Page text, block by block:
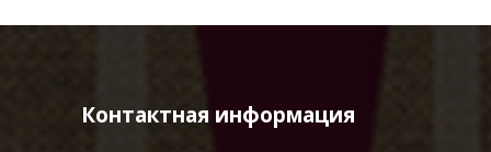
Контактная информация